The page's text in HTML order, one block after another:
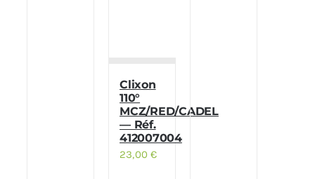
Clixon
110°
MCZ/RED/CADEL
— Réf.
412007004
23,00€